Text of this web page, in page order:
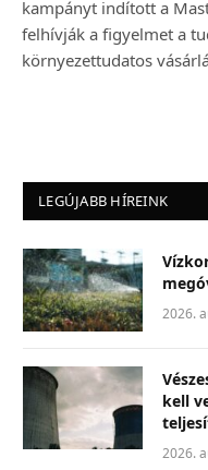
kampányt indított a
felhívják a figyelmet a
környezettudatos
LEGÚJABB HÍREINK
2026.
kell
2026.